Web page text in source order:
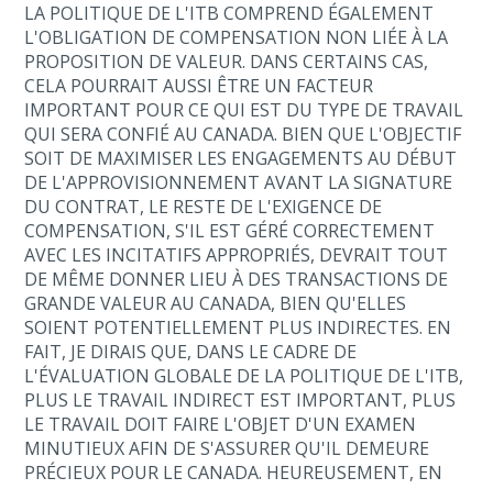
LA POLITIQUE DE L'ITB COMPREND ÉGALEMENT
L'OBLIGATION DE COMPENSATION NON LIÉE À LA
PROPOSITION DE VALEUR. DANS CERTAINS CAS,
CELA POURRAIT AUSSI ÊTRE UN FACTEUR
IMPORTANT POUR CE QUI EST DU TYPE DE TRAVAIL
QUI SERA CONFIÉ AU CANADA. BIEN QUE L'OBJECTIF
SOIT DE MAXIMISER LES ENGAGEMENTS AU DÉBUT
DE L'APPROVISIONNEMENT AVANT LA SIGNATURE
DU CONTRAT, LE RESTE DE L'EXIGENCE DE
COMPENSATION, S'IL EST GÉRÉ CORRECTEMENT
AVEC LES INCITATIFS APPROPRIÉS, DEVRAIT TOUT
DE MÊME DONNER LIEU À DES TRANSACTIONS DE
GRANDE VALEUR AU CANADA, BIEN QU'ELLES
SOIENT POTENTIELLEMENT PLUS INDIRECTES. EN
FAIT, JE DIRAIS QUE, DANS LE CADRE DE
L'ÉVALUATION GLOBALE DE LA POLITIQUE DE L'ITB,
PLUS LE TRAVAIL INDIRECT EST IMPORTANT, PLUS
LE TRAVAIL DOIT FAIRE L'OBJET D'UN EXAMEN
MINUTIEUX AFIN DE S'ASSURER QU'IL DEMEURE
PRÉCIEUX POUR LE CANADA. HEUREUSEMENT, EN